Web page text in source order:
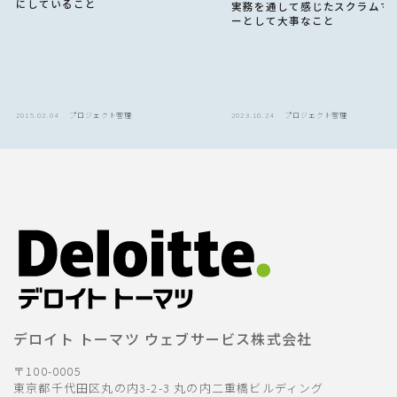
にしていること
2015.02.04 プロジェクト管理
実務を通して感じたスクラムマ
ーとして大事なこと
2023.10.24 プロジェクト管理
デロイト トーマツ ウェブサービス株式会社
〒100-0005
東京都千代田区丸の内3-2-3 丸の内二重橋ビルディング